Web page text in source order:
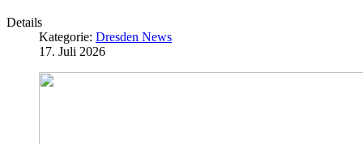
Details
Kategorie: Dresden News
17. Juli 2026